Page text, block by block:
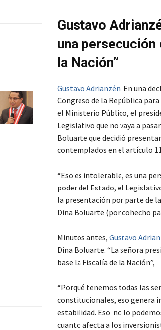
Gustavo
una
la Nación”
Gustavo Adrianzén. En una
Congreso de la República
el Ministerio Público, el
Legislativo que no vaya a
Boluarte que decidió
contemplados en el artículo
“Eso es intolerable, es una
poder del Estado, el
la presentación por parte de
Dina Boluarte (por cohecho
Minutos antes, Gustavo
Dina Boluarte. “La señora
base la Fiscalía de la Nación”,
“Porqué tenemos todas las
constitucionales, eso genera
estabilidad. Eso no lo
cuanto afecta a los